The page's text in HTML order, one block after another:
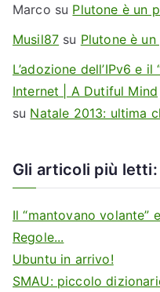
lMarco su Plutone è un
Musil87 su Plutone è
L’adozione dell’IPv6 e
Internet | A Dutiful Mind
su Natale 2013: ultima
Gli articoli più letti:
Il “mantovano volante”
Regole...
Ubuntu in arrivo!
SMAU: piccolo